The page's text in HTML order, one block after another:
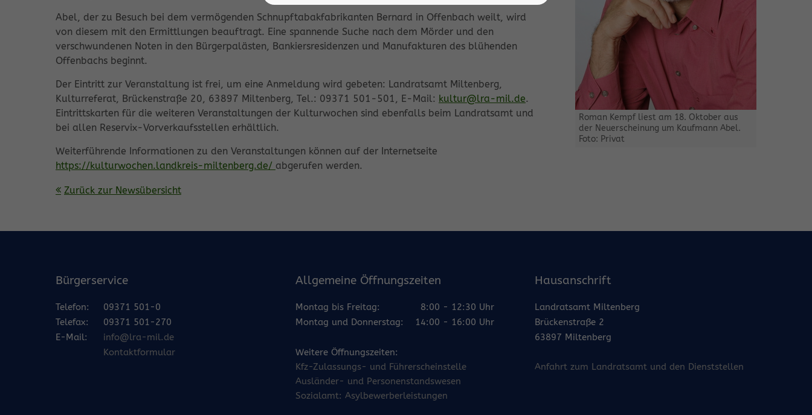
Roman Kempf liest am 18. Oktober aus
der Neuerscheinung um Kaufmann Abel.
Foto: Privat
Abel, der zu Besuch bei dem vermögenden Schnupftabakfabrikanten Bernard in Offenbach weilt, wird
von diesem mit den Ermittlungen beauftragt. Eine spannende Suche nach dem Mörder und den
verschwundenen Noten in den Bürgerpalästen, Bankiersresidenzen und Manufakturen des blühenden
Offenbachs beginnt.
Der Eintritt zur Veranstaltung ist frei, um eine Anmeldung wird gebeten: Landratsamt Miltenberg,
Kulturreferat, Brückenstraße 20, 63897 Miltenberg, Tel.: 09371 501-501, E-Mail: kultur@lra-mil.de.
Eintrittskarten für die weiteren Veranstaltungen der Kulturwochen sind ebenfalls beim Landratsamt und
bei allen Reservix-Vorverkaufsstellen erhältlich.
Weiterführende Informationen zu den Veranstaltungen können auf der Internetseite
https://kulturwochen.landkreis-miltenberg.de/ abgerufen werden.
Zurück zur Newsübersicht
Bürgerservice
Telefon:
09371 501-0
Telefax:
09371 501-270
E-Mail:
info@lra-mil.de
Kontaktformular
Allgemeine Öffnungszeiten
Montag bis Freitag:
8:00 - 12:30 Uhr
Montag und Donnerstag:
14:00 - 16:00 Uhr
Weitere Öffnungszeiten:
Kfz-Zulassungs- und Führerscheinstelle
Ausländer- und Personenstandswesen
Sozialamt: Asylbewerberleistungen
Hausanschrift
Landratsamt Miltenberg
Brückenstraße 2
63897 Miltenberg
Anfahrt zum Landratsamt und den Dienststellen